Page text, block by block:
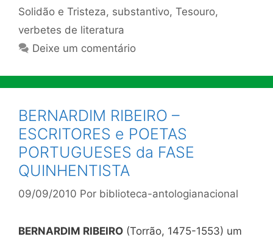
Solidão e Tristeza, substantivo, Tesouro,
verbetes de literatura
Deixe um comentário
BERNARDIM RIBEIRO –
ESCRITORES e POETAS
PORTUGUESES da FASE
QUINHENTISTA
09/09/2010 Por biblioteca-antologianacional
BERNARDIM RIBEIRO (Torrão, 1475-1553) um